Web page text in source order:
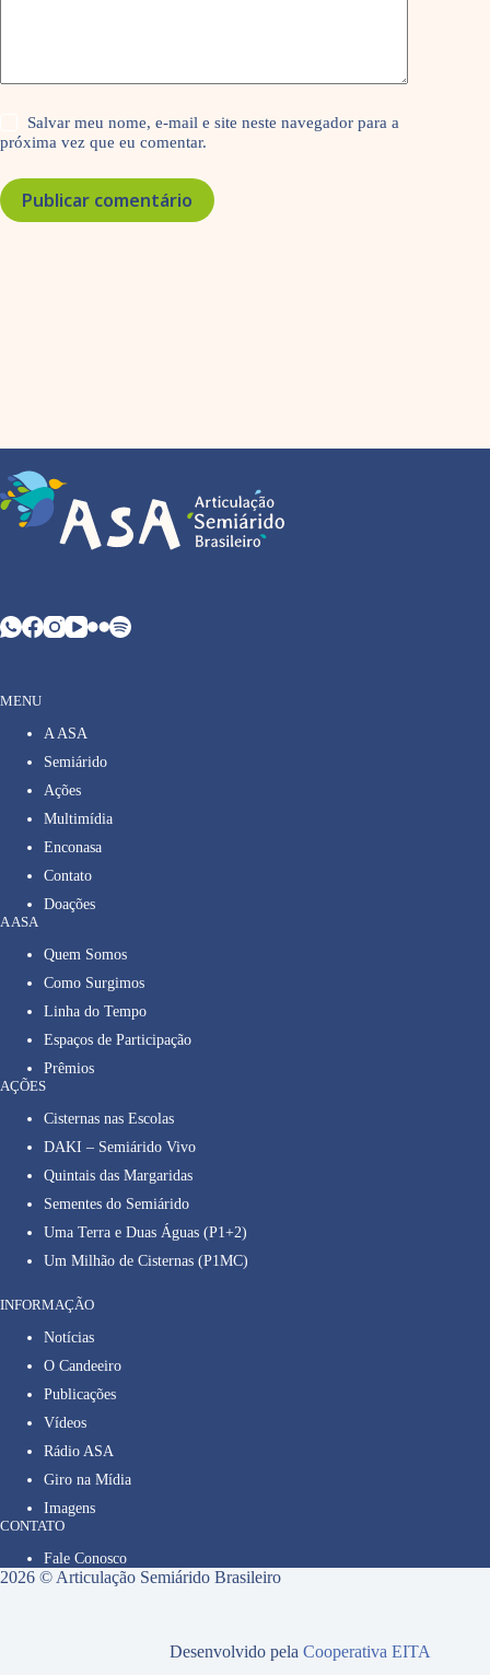
Salvar meu nome, e-mail e site neste navegador para a
próxima vez que eu comentar.
Publicar comentário
MENU
A ASA
Semiárido
Ações
Multimídia
Enconasa
Contato
Doações
A ASA
Quem Somos
Como Surgimos
Linha do Tempo
Espaços de Participação
Prêmios
AÇÕES
Cisternas nas Escolas
DAKI – Semiárido Vivo
Quintais das Margaridas
Sementes do Semiárido
Uma Terra e Duas Águas (P1+2)
Um Milhão de Cisternas (P1MC)
INFORMAÇÃO
Notícias
O Candeeiro
Publicações
Vídeos
Rádio ASA
Giro na Mídia
Imagens
CONTATO
Fale Conosco
2026 © Articulação Semiárido Brasileiro
Desenvolvido pelaCooperativa EITA